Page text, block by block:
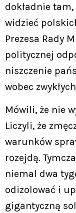
dokładnie
widzieć
Prezesa Rady
politycznej
niszczenie
wobec
Mówili, że nie
Liczyli, że
warunków
rozejdą.
niemal dwa
odizolować i
gigantyczną